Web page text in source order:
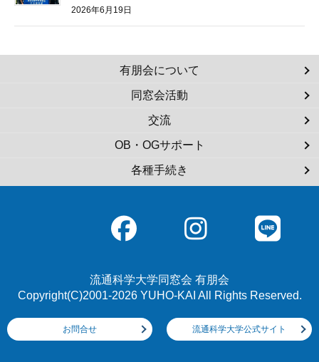
2026年6月19日
有朋会について
同窓会活動
交流
OB・OGサポート
各種手続き
流通科学大学同窓会 有朋会
Copyright(C)2001-2026 YUHO-KAI All Rights Reserved.
お問合せ 流通科学大学公式サイト